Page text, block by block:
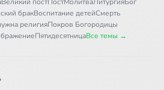
бракВоспитание детейСмерть
религияПокров Богородицы
ПятидесятницаВсе темы →